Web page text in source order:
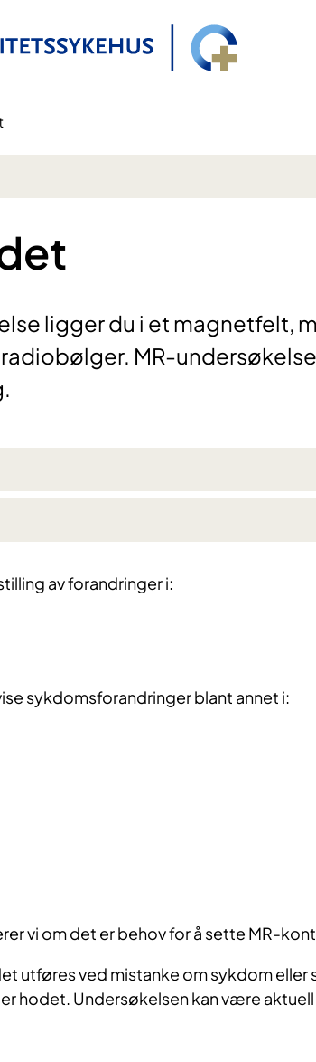
ligger du i et magnetfelt,
MR-
av forandringer i:
sykdomsforandringer blant annet i:
vi om det er behov for å sette MR-
utføres ved mistanke om sykdom eller
hodet. Undersøkelsen kan være